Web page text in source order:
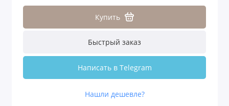
Купить
Быстрый заказ
Написать в Telegram
Нашли дешевле?